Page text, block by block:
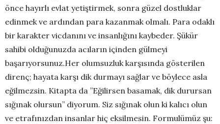
önce hayırlı evlat yetiştirmek, sonra güzel dostluklar
edinmek ve ardından para kazanmak olmalı. Para odaklı
bir karakter vicdanını ve insanlığını kaybeder. Şükür
sahibi olduğunuzda acıların içinden gülmeyi
başarıyorsunuz.Her olumsuzluk karşısında gösterilen
direnç; hayata karşı dik durmayı sağlar ve böylece asla
eğilmezsin. Kitapta da ”Eğilirsen basamak, dik durursan
sığınak olursun” diyorum. Siz sığınak olun ki kalıcı olun
ve etrafınızdan insanlar hiç eksilmesin. Formulümüz şu: